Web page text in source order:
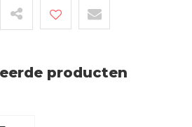
producten